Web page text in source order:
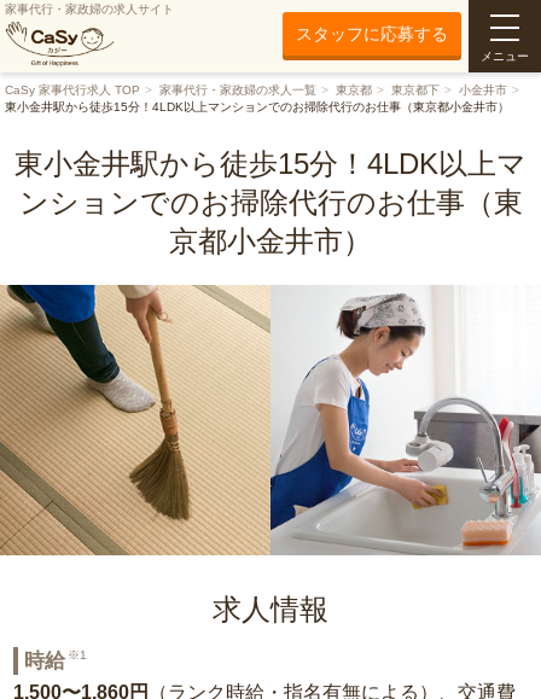
家事代行・家政婦の求人サイト
スタッフに応募する
メニュー
CaSy 家事代行求人 TOP 家事代行・家政婦の求人一覧 東京都 東京都下
小金井市
東小金井駅から徒歩15分！4LDK以上マンションでのお掃除代行のお仕事（東京都小金井市）
東小金井駅から徒歩15分！4LDK以上マ
ンションでのお掃除代行のお仕事（東
京都小金井市）
求人情報
時給 ※1
1,500〜1,860円
（ランク時給・指名有無による）、交通費